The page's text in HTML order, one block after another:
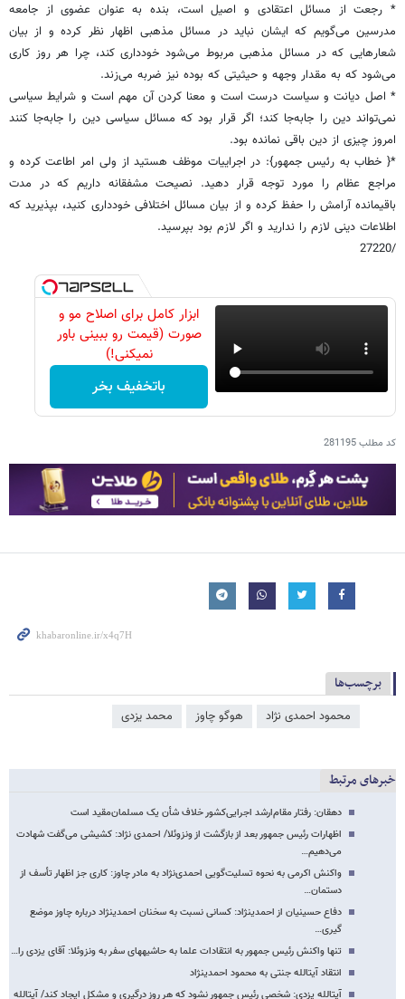
* رجعت از مسائل اعتقادی و اصیل است، بنده به عنوان عضوی از جامعه
مدرسین می‌گویم که ایشان نباید در مسائل مذهبی اظهار نظر کرده و از بیان
شعارهایی که در مسائل مذهبی مربوط می‌شود خودداری کند، چرا هر روز کاری
می‌شود که به مقدار وجهه و حیثیتی که بوده نیز ضربه می‌زند.
* اصل دیانت و سیاست درست است و معنا کردن آن مهم است و شرایط سیاسی
نمی‌تواند دین را جابه‌جا کند؛ اگر قرار بود که مسائل سیاسی دین را جابه‌جا کنند
امروز چیزی از دین باقی نمانده بود.
*{ خطاب به رئیس جمهور}: در اجراییات موظف هستید از ولی امر اطاعت کرده و
مراجع عظام را مورد توجه قرار دهید. نصیحت مشفقانه داریم که در مدت
باقیمانده آرامش را حفظ کرده و از بیان مسائل اختلافی خودداری کنید، بپذیرید که
اطلاعات دینی لازم را ندارید و اگر لازم بود بپرسید.
/27220
ابزار کامل برای اصلاح مو و
صورت (قیمت رو ببینی باور
نمیکنی!)
باتخفیف بخر
کد مطلب281195
برچسب‌ها
محمود احمدی ‌نژاد هوگو چاوز محمد یزدی
خبرهای مرتبط
دهقان: رفتار مقام‌ارشد اجرایی‌کشور خلاف شأن یک مسلمان‌مقید است
اظهارات رئیس جمهور بعد از بازگشت از ونزوئلا/ احمدی نژاد: کشیشی می‌گفت شهادت
می‌دهیم…
واکنش اکرمی به نحوه تسلیت‌گویی احمدی‌نژاد به مادر چاوز: کاری جز اظهار تأسف از
دستمان…
دفاع حسینیان از احمدی​نژاد: کسانی نسبت به سخنان احمدی​نژاد درباره چاوز موضع
گیری…
تنها واکنش رئیس جمهور به انتقادات علما به حاشیه​های سفر به ونزوئلا: ‌آقای یزدی را…
انتقاد آیت​الله جنتی به محمود احمدی​نژاد
آیت​الله یزدی: شخصی رئیس جمهور نشود که هر روز درگیری و مشکل ایجاد کند/ آیت​الله